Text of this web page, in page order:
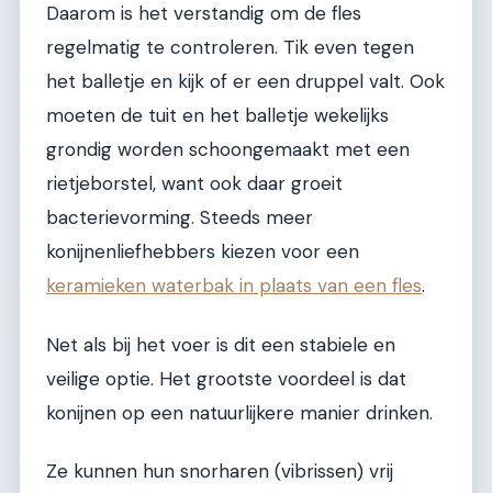
Daarom is het verstandig om de fles
regelmatig te controleren. Tik even tegen
het balletje en kijk of er een druppel valt. Ook
moeten de tuit en het balletje wekelijks
grondig worden schoongemaakt met een
rietjeborstel, want ook daar groeit
bacterievorming. Steeds meer
konijnenliefhebbers kiezen voor een
keramieken waterbak in plaats van een fles.
Net als bij het voer is dit een stabiele en
veilige optie. Het grootste voordeel is dat
konijnen op een natuurlijkere manier drinken.
Ze kunnen hun snorharen (vibrissen) vrij